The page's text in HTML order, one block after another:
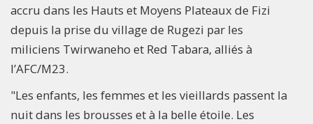
accru dans les Hauts et Moyens Plateaux de Fizi
depuis la prise du village de Rugezi par les
miliciens Twirwaneho et Red Tabara, alliés à
l’AFC/M23.
"Les enfants, les femmes et les vieillards passent la
nuit dans les brousses et à la belle étoile. Les